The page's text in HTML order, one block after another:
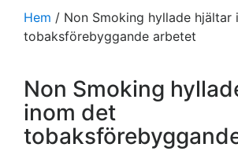
Hem / Non Smoking hyllade hjältar
tobaksförebyggande arbetet
Non Smoking
inom det